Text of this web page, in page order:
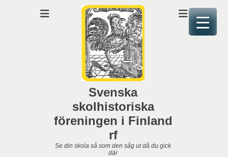
Svenska
skolhistoriska
föreningen i Finland
rf
Se din skola så som den såg ut då du gick
där